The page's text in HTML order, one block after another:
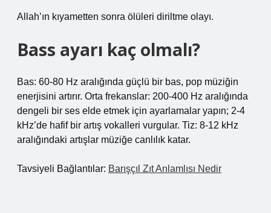
Allah’ın kıyametten sonra ölüleri diriltme olayı.
Bass ayarı kaç olmalı?
Bas: 60-80 Hz aralığında güçlü bir bas, pop müziğin
enerjisini artırır. Orta frekanslar: 200-400 Hz aralığında
dengeli bir ses elde etmek için ayarlamalar yapın; 2-4
kHz’de hafif bir artış vokalleri vurgular. Tiz: 8-12 kHz
aralığındaki artışlar müziğe canlılık katar.
Tavsiyeli Bağlantılar: Barışçıl Zıt Anlamlısı Nedir